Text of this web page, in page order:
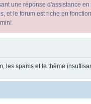
une réponse d'assistance
et le forum est riche en
les spams et le thème